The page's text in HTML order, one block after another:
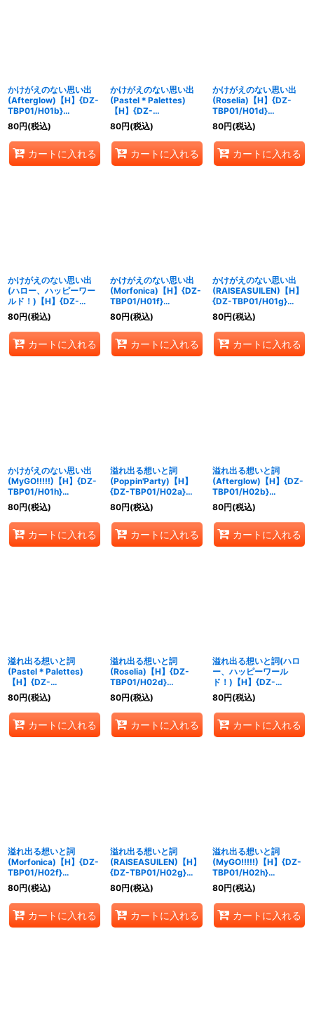
かけがえのない思い出
(Afterglow)【H】{DZ-
TBP01/H01b}
《BanGDream!》
80円(税込)
カートに入れる
かけがえのない思い出
(Pastel＊Palettes)
【H】{DZ-
TBP01/H01c}
《BanGDream!》
80円(税込)
カートに入れる
かけがえのない思い出
(Roselia)【H】{DZ-
TBP01/H01d}
《BanGDream!》
80円(税込)
カートに入れる
かけがえのない思い出
(ハロー、ハッピーワー
ルド！)【H】{DZ-
TBP01/H01e}
《BanGDream!》
80円(税込)
カートに入れる
かけがえのない思い出
(Morfonica)【H】{DZ-
TBP01/H01f}
《BanGDream!》
80円(税込)
カートに入れる
かけがえのない思い出
(RAISEASUILEN)【H】
{DZ-TBP01/H01g}
《BanGDream!》
80円(税込)
カートに入れる
かけがえのない思い出
(MyGO!!!!!)【H】{DZ-
TBP01/H01h}
《BanGDream!》
80円(税込)
カートに入れる
溢れ出る想いと詞
(Poppin'Party)【H】
{DZ-TBP01/H02a}
《BanGDream!》
80円(税込)
カートに入れる
溢れ出る想いと詞
(Afterglow)【H】{DZ-
TBP01/H02b}
《BanGDream!》
80円(税込)
カートに入れる
溢れ出る想いと詞
(Pastel＊Palettes)
【H】{DZ-
TBP01/H02c}
《BanGDream!》
80円(税込)
カートに入れる
溢れ出る想いと詞
(Roselia)【H】{DZ-
TBP01/H02d}
《BanGDream!》
80円(税込)
カートに入れる
溢れ出る想いと詞(ハロ
ー、ハッピーワール
ド！)【H】{DZ-
TBP01/H02e}
《BanGDream!》
80円(税込)
カートに入れる
溢れ出る想いと詞
(Morfonica)【H】{DZ-
TBP01/H02f}
《BanGDream!》
80円(税込)
カートに入れる
溢れ出る想いと詞
(RAISEASUILEN)【H】
{DZ-TBP01/H02g}
《BanGDream!》
80円(税込)
カートに入れる
溢れ出る想いと詞
(MyGO!!!!!)【H】{DZ-
TBP01/H02h}
《BanGDream!》
80円(税込)
カートに入れる